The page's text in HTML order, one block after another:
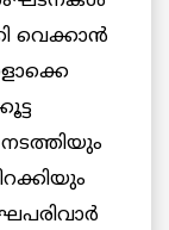
വെക്കാൻ